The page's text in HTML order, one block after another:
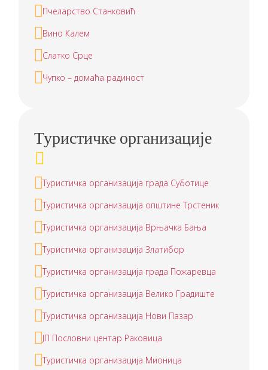
Пчеларство Станковић
Вино Калем
Слатко Срце
Чупко – домаћа радиност
Туристичке организације
Туристичкa организацијa града Суботице
Туристичкa организацијa општине Трстеник
Туристичка организација Врњачка Бања
Туристичка организација Златибор
Туристичка организација града Пожаревца
Туристичка организација Велико Градиште
Туристичка организација Нови Пазар
ЈП Пословни центар Раковица
Туристичка организација Мионица